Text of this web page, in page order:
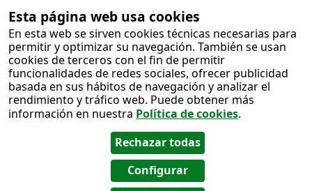
Esta página web usa cookies
En esta web se sirven cookies técnicas necesarias para
permitir y optimizar su navegación. También se usan
cookies de terceros con el fin de permitir
funcionalidades de redes sociales, ofrecer publicidad
basada en sus hábitos de navegación y analizar el
rendimiento y tráfico web. Puede obtener más
información en nuestra Política de cookies.